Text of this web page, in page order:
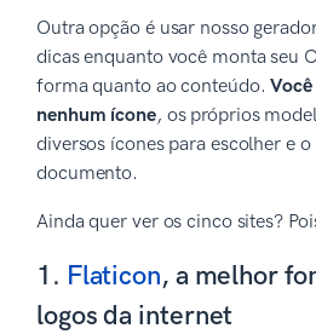
Outra opção é usar nosso
dicas enquanto você monta seu
forma quanto ao conteúdo.
nenhum ícone, os próprios
diversos ícones para escolher e
documento.
Ainda quer ver os cinco sites?
1. Flaticon, a melhor
logos da internet